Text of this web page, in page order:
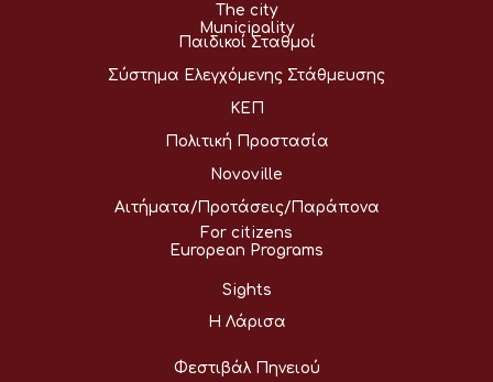
The city
Municipality
Παιδικοί Σταθμοί
Σύστημα Ελεγχόμενης Στάθμευσης
ΚΕΠ
Πολιτική Προστασία
Novoville
Αιτήματα/Προτάσεις/Παράπονα
For citizens
European Programs
Sights
Η Λάρισα
Φεστιβάλ Πηνειού